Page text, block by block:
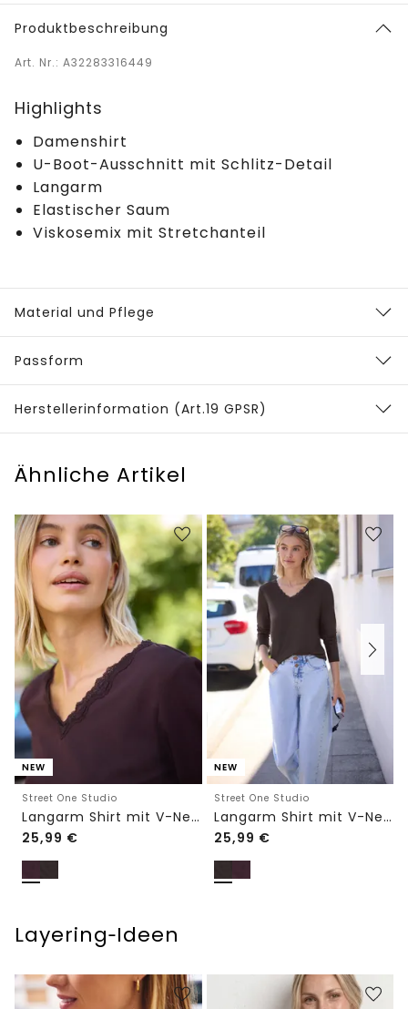
Produktbeschreibung
Art. Nr.: A32283316449
Highlights
Damenshirt
U-Boot-Ausschnitt mit Schlitz-Detail
Langarm
Elastischer Saum
Viskosemix mit Stretchanteil
Material und Pflege
Passform
Herstellerinformation (Art.19 GPSR)
Ähnliche Artikel
NEW
Street One Studio
Langarm Shirt mit V-Neck und Spitze
25,99 €
NEW
Street One Studio
Langarm Shirt mit V-Neck und Spitze
25,99 €
Layering‑Ideen